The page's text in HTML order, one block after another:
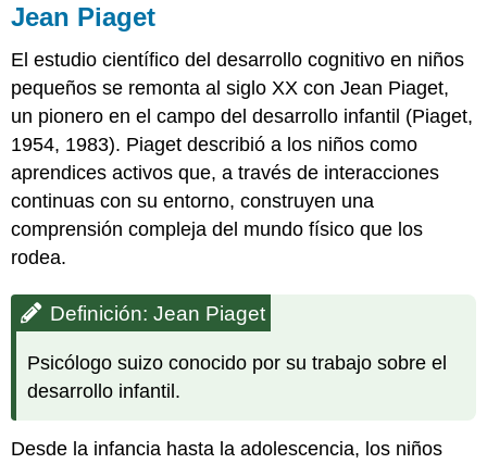
Jean Piaget
El estudio científico del desarrollo cognitivo en niños
pequeños se remonta al siglo XX con Jean Piaget,
un pionero en el campo del desarrollo infantil (Piaget,
1954, 1983). Piaget describió a los niños como
aprendices activos que, a través de interacciones
continuas con su entorno, construyen una
comprensión compleja del mundo físico que los
rodea.
Definición: Jean Piaget
Psicólogo suizo conocido por su trabajo sobre el
desarrollo infantil.
Desde la infancia hasta la adolescencia, los niños